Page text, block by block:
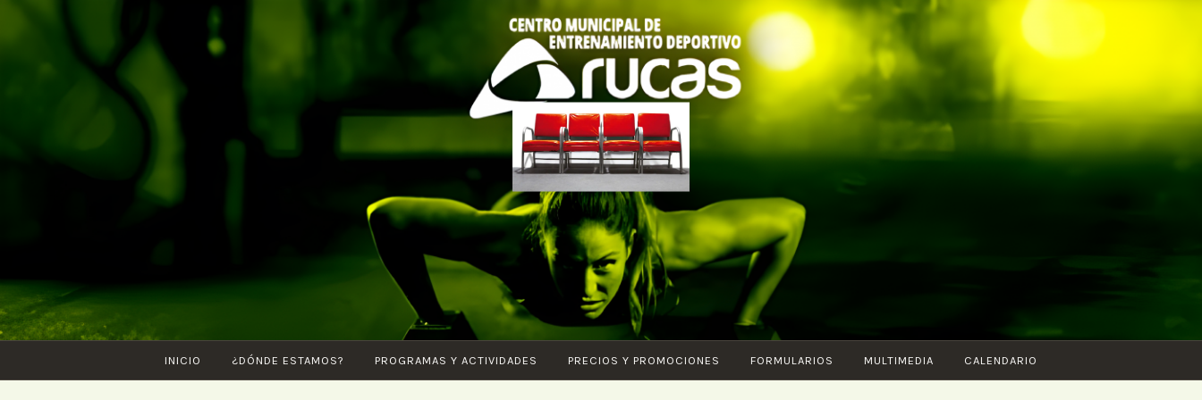
contenido
CENTRO DE
ENTRENAMIENTO
DEPORTIVO
ARUCAS
Piscina – Fitness –
Entrenamiento
funcional – Karate –
Pilates – Ciclo Indoor –
Core – Vital – Aquagym
INICIO ¿DÓNDE ESTAMOS? PROGRAMAS Y ACTIVIDADES PRECIOS Y PROMOCIONES FORMULARIOS MULTIMEDIA CALENDARIO